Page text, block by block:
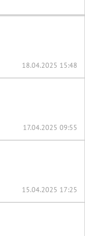
18.04.2025 15:48
17.04.2025 09:55
15.04.2025 17:25